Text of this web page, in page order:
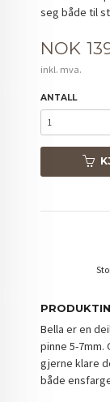
seg både til
Pris
NOK
inkl. mva.
ANTALL
Bella er en
pinne 5-
gjerne klare
både